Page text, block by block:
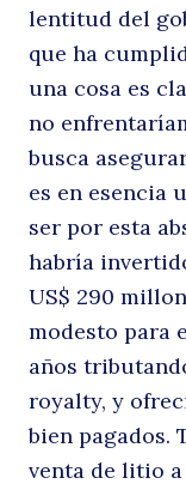
lentitud del
que ha
una cosa es
no
busca
es en esencia
ser por esta
habría
US$ 290
modesto para
años
royalty, y
bien pagados.
venta de litio